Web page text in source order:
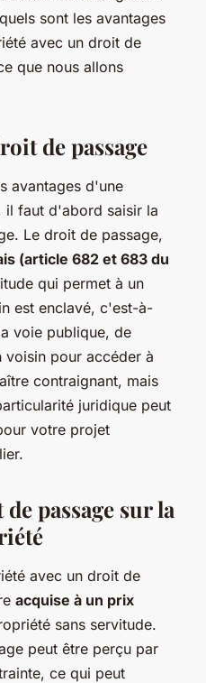
sont les avantages
avec un droit de
que nous allons
de passage
avantages d'une
il faut d'abord saisir la
Le droit de passage,
(article 682 et 683 du
qui permet à un
est enclavé, c'est-à-
voie publique, de
voisin pour accéder à
contraignant, mais
juridique peut
votre projet
passage sur la
avec un droit de
acquise à un prix
sans servitude.
peut être perçu par
ce qui peut